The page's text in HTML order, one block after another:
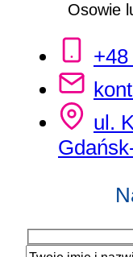
Osowie
ul.